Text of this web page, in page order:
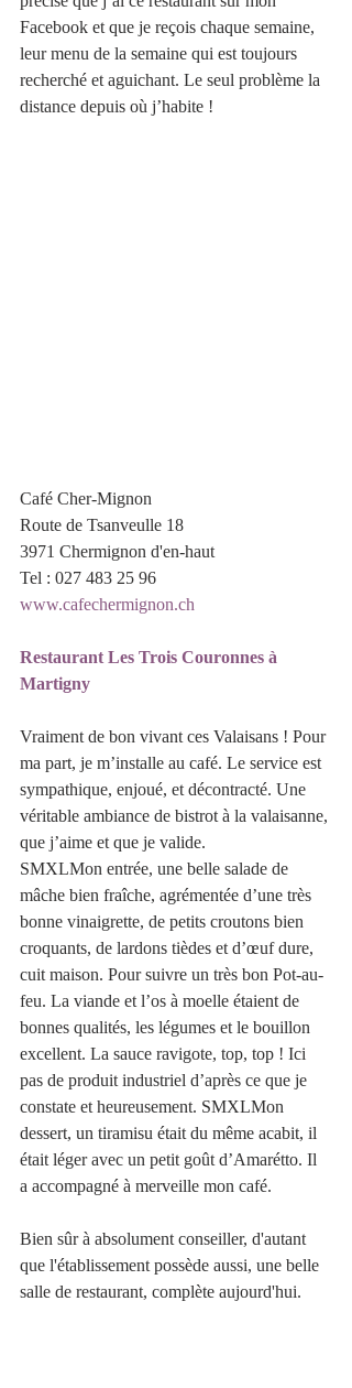
Facebook et que je reçois chaque semaine,
leur menu de la semaine qui est toujours
recherché et aguichant. Le seul problème la
distance depuis où j’habite !
Café Cher-Mignon
Route de Tsanveulle 18
3971 Chermignon d'en-haut
Tel : 027 483 25 96
www.cafechermignon.ch
Restaurant Les Trois Couronnes à
Martigny
Vraiment de bon vivant ces Valaisans ! Pour
ma part, je m’installe au café. Le service est
sympathique, enjoué, et décontracté. Une
véritable ambiance de bistrot à la valaisanne,
que j’aime et que je valide.
​​SMXLMon entrée, une belle salade de
mâche bien fraîche, agrémentée d’une très
bonne vinaigrette, de petits croutons bien
croquants, de lardons tièdes et d’œuf dure,
cuit maison. Pour suivre un très bon Pot-au-
feu. La viande et l’os à moelle étaient de
bonnes qualités, les légumes et le bouillon
excellent. La sauce ravigote, top, top ! Ici
pas de produit industriel d’après ce que je
constate et heureusement. SMXLMon
dessert, un tiramisu était du même acabit, il
était léger avec un petit goût d’Amarétto. Il
a accompagné à merveille mon café.
Bien sûr à absolument conseiller, d'autant
que l'établissement possède aussi, une belle
salle de restaurant, complète aujourd'hui.